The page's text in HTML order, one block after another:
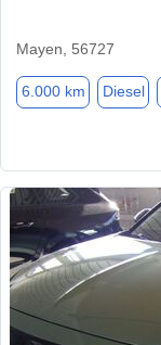
Mayen, 56727
6.000 km Diesel